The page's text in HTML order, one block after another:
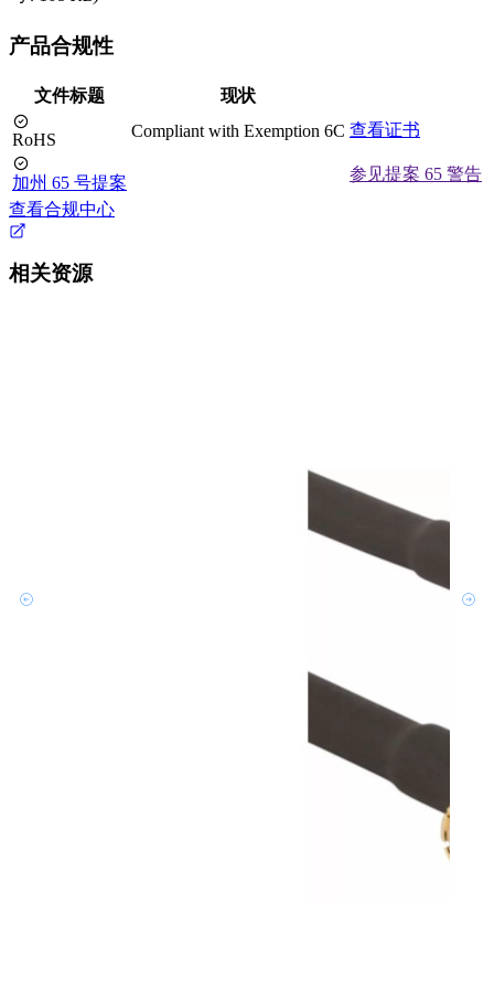
产品合规性
文件标题 现状
RoHS Compliant with Exemption 6C 查看证书
加州 65 号提案
参见提案 65 警告
查看合规中心
相关资源